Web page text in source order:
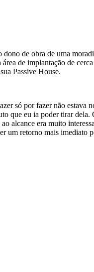
de obra de uma
de implantação de
Passive House.
só por fazer não estava
que eu ia poder tirar
alcance era muito
um retorno mais imediato